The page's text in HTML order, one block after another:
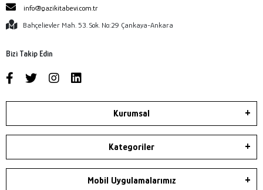
info@gazikitabevi.com.tr
Bahçelievler Mah. 53. Sok. No:29 Çankaya-Ankara
Bizi Takip Edin
Kurumsal
Kategoriler
Mobil Uygulamalarımız